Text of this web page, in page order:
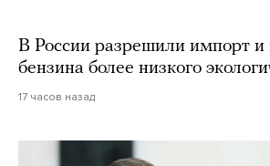
В России разрешили импорт и
бензина более низкого
17 часов назад